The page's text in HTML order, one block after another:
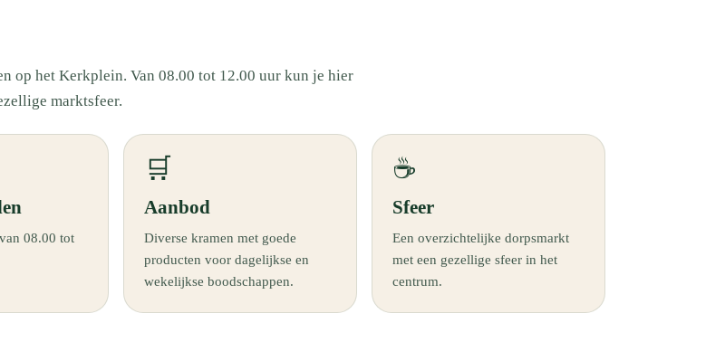
op het Kerkplein. Van 08.00 tot 12.00 uur kun je hier
marktsfeer.
08.00 tot
🛒
Aanbod
Diverse kramen met goede
producten voor dagelijkse en
wekelijkse boodschappen.
☕
Sfeer
Een overzichtelijke dorpsmarkt
met een gezellige sfeer in het
centrum.